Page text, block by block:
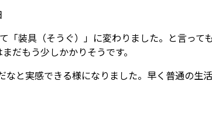
更
新
日
「装具（そうぐ）」に変わりました。と言って
だもう少しかかりそうです。
と実感できる様になりました。早く普通の生